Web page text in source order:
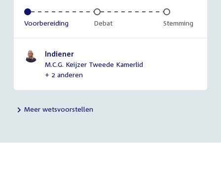
Voltooid:
Voorbereiding Onvoltooid:
Debat Onvoltooid:
Stemming
Indiener
M.C.G. Keijzer Tweede Kamerlid
+ 2 anderen
Meer wetsvoorstellen